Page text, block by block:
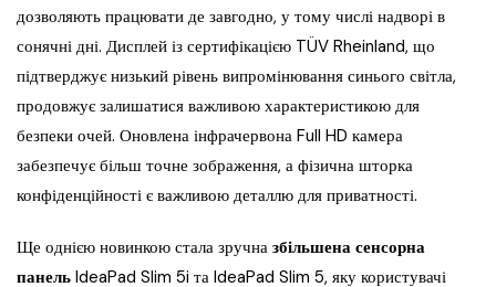
дозволяють працювати де завгодно, у тому числі надворі в
сонячні дні. Дисплей із сертифікацією TÜV Rheinland, що
підтверджує низький рівень випромінювання синього світла,
продовжує залишатися важливою характеристикою для
безпеки очей. Оновлена інфрачервона Full HD камера
забезпечує більш точне зображення, а фізична шторка
конфіденційності є важливою деталлю для приватності.
Ще однією новинкою стала зручна збільшена сенсорна
панель IdeaPad Slim 5i та IdeaPad Slim 5, яку користувачі